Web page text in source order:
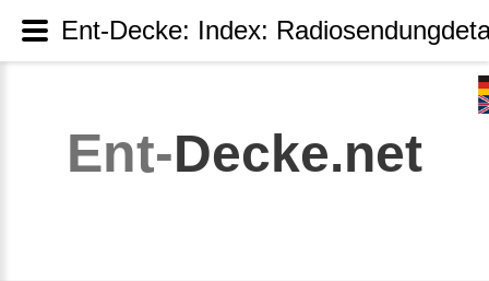
Ent-Decke.net
Ent-Decke: Index: